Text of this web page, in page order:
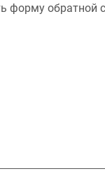
форму обратной